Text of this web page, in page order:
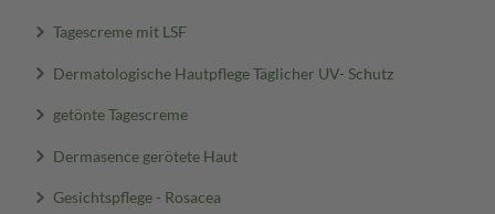
Tagescreme mit LSF
Dermatologische Hautpflege Täglicher UV- Schutz
getönte Tagescreme
Dermasence gerötete Haut
Gesichtspflege - Rosacea